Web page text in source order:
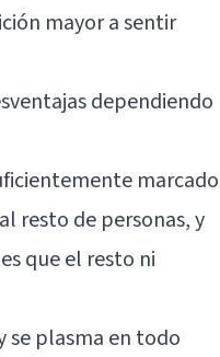
mayor a sentir
dependiendo
marcado
resto de personas, y
que el resto ni
se plasma en todo